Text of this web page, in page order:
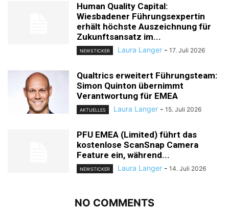
Human Quality Capital:
Wiesbadener Führungsexpertin
erhält höchste Auszeichnung für
Zukunftsansatz im...
NEWSTICKER Laura Langer - 17. Juli 2026
Qualtrics erweitert Führungsteam:
Simon Quinton übernimmt
Verantwortung für EMEA
AKTUELLES Laura Langer - 15. Juli 2026
PFU EMEA (Limited) führt das
kostenlose ScanSnap Camera
Feature ein, während...
NEWSTICKER Laura Langer - 14. Juli 2026
NO COMMENTS